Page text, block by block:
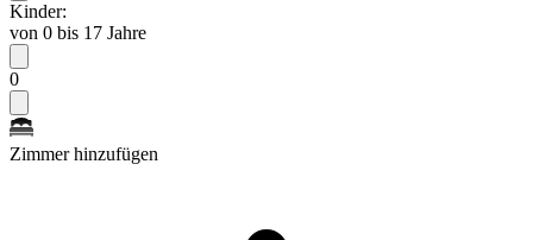
Kinder:
von 0 bis 17 Jahre
0
Zimmer hinzufügen